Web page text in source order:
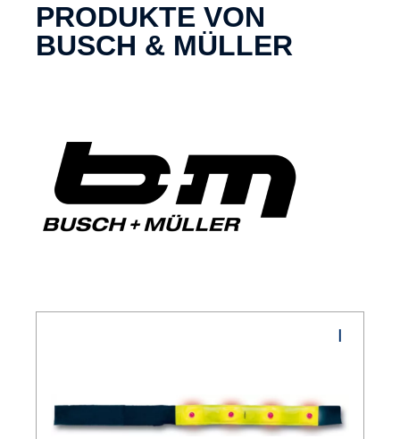
PRODUKTE VON
BUSCH & MÜLLER